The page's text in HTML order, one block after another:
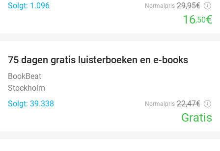
Solgt: 1.096
Normalpris 29,95€
16,50€
75 dagen gratis luisterboeken en e-books
BookBeat
Stockholm
Solgt: 39.338
Normalpris 22,47€
Gratis